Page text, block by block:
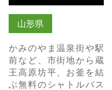
山形県
かみのやま温泉街や駅
前など、市街地から蔵
王高原坊平、お釜を結
ぶ無料のシャトルバス